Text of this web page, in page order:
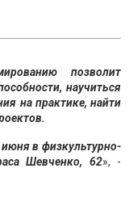
позволит
научиться
на практике, найти
в физкультурно-
Шевченко, 62», -